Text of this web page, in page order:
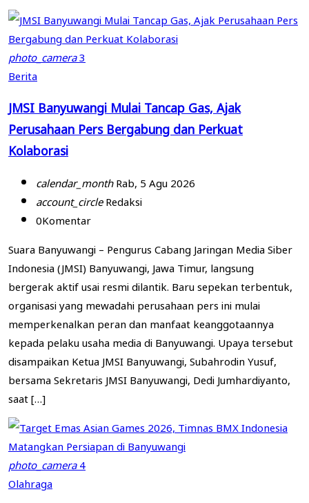
photo_camera3
Berita
JMSI Banyuwangi Mulai Tancap Gas, Ajak
Perusahaan Pers Bergabung dan Perkuat
Kolaborasi
calendar_monthRab, 5 Agu 2026
account_circleRedaksi
0Komentar
Suara Banyuwangi – Pengurus Cabang Jaringan Media Siber
Indonesia (JMSI) Banyuwangi, Jawa Timur, langsung
bergerak aktif usai resmi dilantik. Baru sepekan terbentuk,
organisasi yang mewadahi perusahaan pers ini mulai
memperkenalkan peran dan manfaat keanggotaannya
kepada pelaku usaha media di Banyuwangi. Upaya tersebut
disampaikan Ketua JMSI Banyuwangi, Subahrodin Yusuf,
bersama Sekretaris JMSI Banyuwangi, Dedi Jumhardiyanto,
saat […]
photo_camera4
Olahraga